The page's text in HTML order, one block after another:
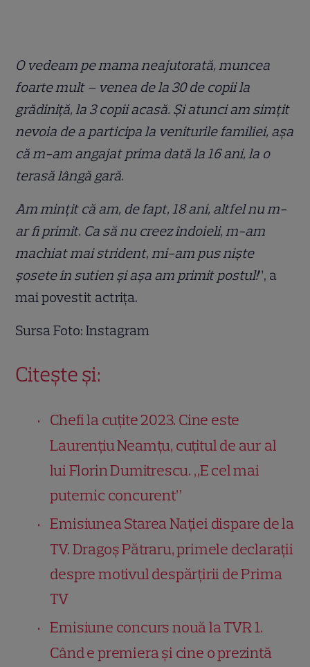
O vedeam pe mama neajutorată, muncea
foarte mult – venea de la 30 de copii la
grădiniţă, la 3 copii acasă. Şi atunci am simţit
nevoia de a participa la veniturile familiei, aşa
că m-am angajat prima dată la 16 ani, la o
terasă lângă gară.
Am minţit că am, de fapt, 18 ani, altfel nu m-
ar fi primit. Ca să nu creez îndoieli, m-am
machiat mai strident, mi-am pus nişte
şosete în sutien şi aşa am primit postul!”, a
mai povestit actrița.
Sursa Foto: Instagram
Citește și:
Chefi la cuțite 2023. Cine este
Laurențiu Neamțu, cuțitul de aur al
lui Florin Dumitrescu. „E cel mai
puternic concurent”
Emisiunea Starea Nației dispare de la
TV. Dragoș Pătraru, primele declarații
despre motivul despărțirii de Prima
TV
Emisiune concurs nouă la TVR 1.
Când e premiera și cine o prezintă